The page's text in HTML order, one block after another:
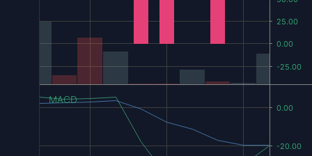
MACD